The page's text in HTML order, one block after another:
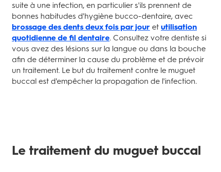
suite à une infection, en particulier s'ils prennent de
bonnes habitudes d'hygiène bucco-dentaire, avec
brossage des dents deux fois par jour et utilisation
quotidienne de fil dentaire. Consultez votre dentiste si
vous avez des lésions sur la langue ou dans la bouche
afin de déterminer la cause du problème et de prévoir
un traitement. Le but du traitement contre le muguet
buccal est d'empêcher la propagation de l'infection.
Le traitement du muguet buccal